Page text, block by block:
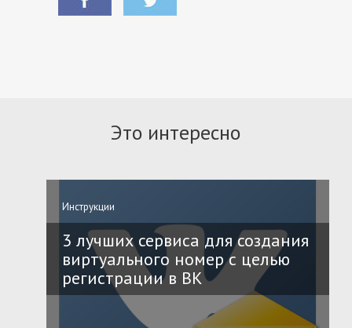
Это интересно
Инструкции
3 лучших сервиса для создания
виртуального номер с целью
регистрации в ВК